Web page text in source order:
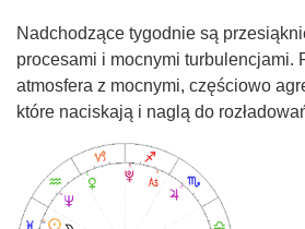
Nadchodzące tygodnie są
procesami i mocnymi turbulencjami.
atmosfera z mocnymi, częściowo
które naciskają i naglą do